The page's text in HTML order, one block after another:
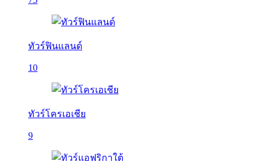
ทัวร์ฟินแลนด์
10
ทัวร์โครเอเชีย
9